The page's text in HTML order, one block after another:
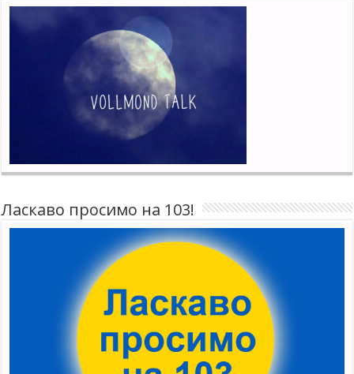
Ласкаво просимо на 103!